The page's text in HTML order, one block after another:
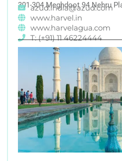
301-304 Meghdoot 94 Nehru
azud.india@azud.com
www.harvel.in
www.harvelagua.com
T: (+91) 11 46224444